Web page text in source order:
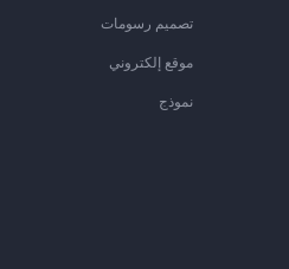
تصميم رسومات
موقع إلكتروني
نموذج